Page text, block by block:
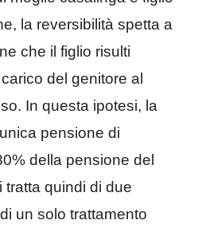
la reversibilità spetta a
che il figlio risulti
del genitore al
In questa ipotesi, la
pensione di
della pensione del
quindi di due
un solo trattamento